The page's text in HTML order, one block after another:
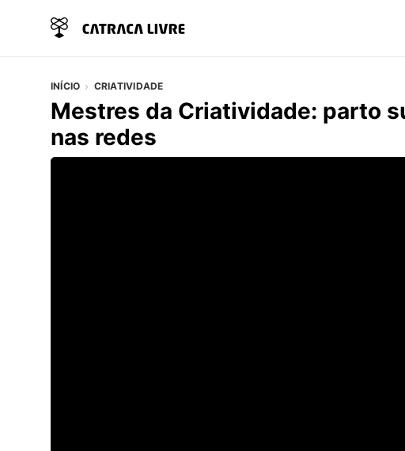
INÍCIO CRIATIVIDADE
Mestres da Criatividade: parto
nas redes
Vídeo do artigo